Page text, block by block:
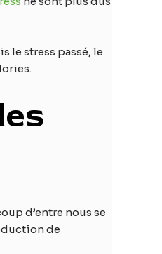
le stress passé, le
d’entre nous se
de